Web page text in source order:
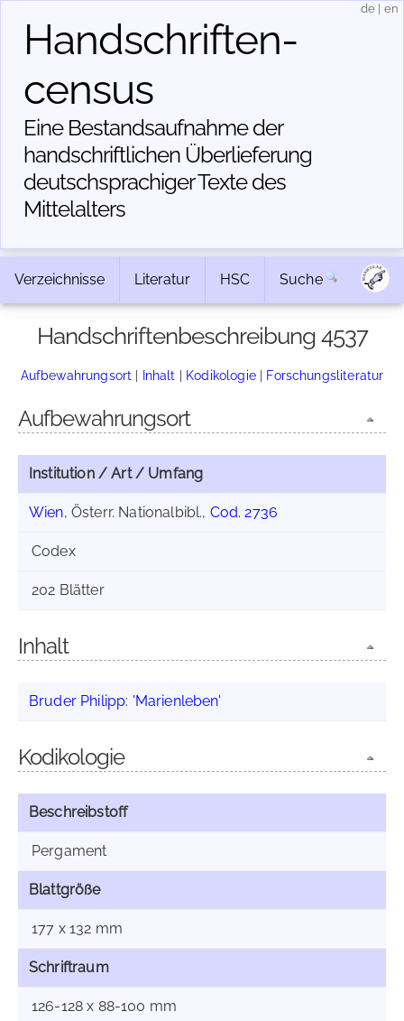
Handschriften­
census
Eine Bestandsaufnahme der
handschriftlichen Über­lieferung
deutschsprachiger Texte des
Mittelalters
de en
Verzeichnisse Literatur HSC Suche
Handschriftenbeschreibung 4537
Aufbewahrungsort | Inhalt | Kodikologie| Forschungsliteratur
Aufbewahrungsort
Institution / Art / Umfang
Wien, Österr. Nationalbibl., Cod. 2736
Codex
202 Blätter
Inhalt
Bruder Philipp: 'Marienleben'
Kodikologie
Beschreibstoff
Pergament
Blattgröße
177 x 132 mm
Schriftraum
126-128 x 88-100 mm